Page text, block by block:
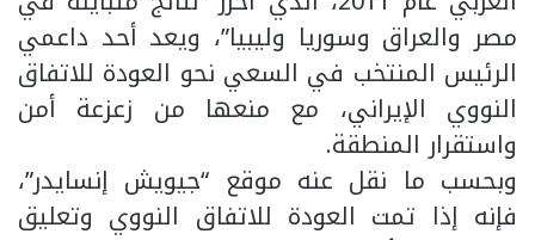
مصر والعراق وسوريا وليبيا”، ويعد أحد داعمي
الرئيس المنتخب في السعي نحو العودة للاتفاق
النووي الإيراني، مع منعها من زعزعة أمن
واستقرار المنطقة.
وبحسب ما نقل عنه موقع “جيويش إنسايدر”،
فإنه إذا تمت العودة للاتفاق النووي وتعليق